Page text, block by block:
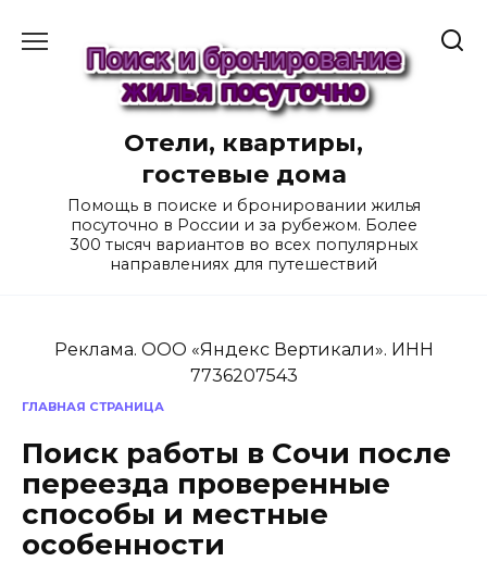
содержанию
Отели, квартиры,
гостевые дома
Помощь в поиске и бронировании жилья
посуточно в России и за рубежом. Более
300 тысяч вариантов во всех популярных
направлениях для путешествий
Реклама. ООО «Яндекс Вертикали». ИНН
7736207543
ГЛАВНАЯ СТРАНИЦА
Поиск работы в Сочи после
переезда проверенные
способы и местные
особенности